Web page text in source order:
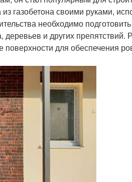
газобетона своими руками,
необходимо
и других препятствий.
для обеспечения